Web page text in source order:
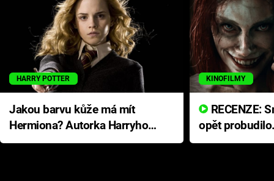
HARRY POTTER
Jakou barvu kůže má mít
Hermiona? Autorka Harryho
Pottera přišla s ráznou
KINOFILMY
opět
přichází s